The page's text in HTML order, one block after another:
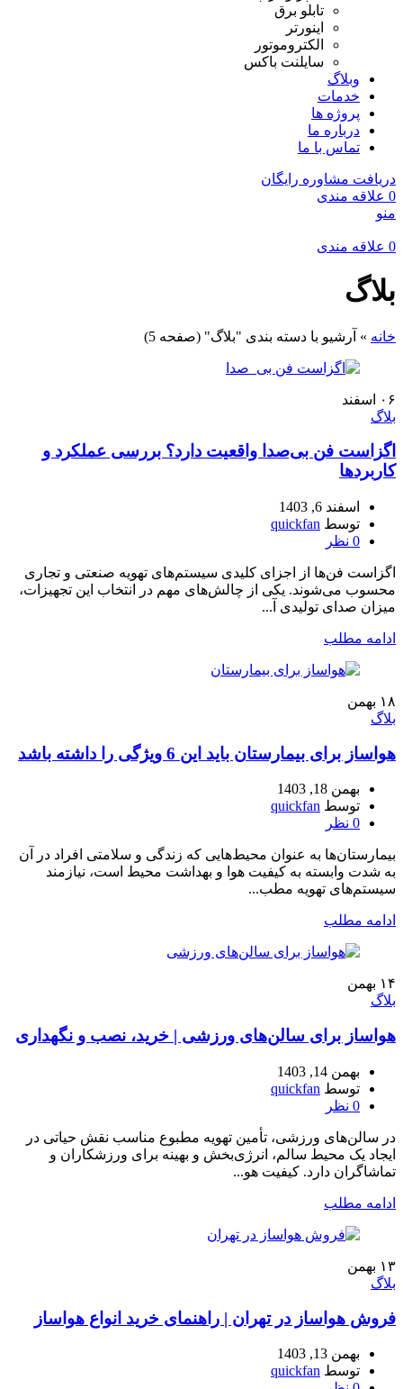
تابلو برق
اینورتر
الکتروموتور
سایلنت باکس
وبلاگ
خدمات
پروژه ها
درباره ما
تماس با ما
دریافت مشاوره رایگان
0 علاقه مندی
منو
0 علاقه مندی
بلاگ
خانه » آرشیو با دسته بندی "بلاگ" (صفحه 5)
۰۶
اسفند
بلاگ
اگزاست فن بی‌صدا واقعیت دارد؟ بررسی عملکرد و
کاربردها
اسفند 6, 1403
توسط quickfan
0 نظر
اگزاست فن‌ها از اجزای کلیدی سیستم‌های تهویه صنعتی و تجاری
محسوب می‌شوند. یکی از چالش‌های مهم در انتخاب این تجهیزات،
میزان صدای تولیدی آ...
ادامه مطلب
۱۸ بهمن
بلاگ
هواساز برای بیمارستان باید این 6 ویژگی را داشته باشد
بهمن 18, 1403
توسط quickfan
0 نظر
بیمارستان‌ها به عنوان محیط‌هایی که زندگی و سلامتی افراد در آن
به شدت وابسته به کیفیت هوا و بهداشت محیط است، نیازمند
سیستم‌های تهویه مطب...
ادامه مطلب
۱۴ بهمن
بلاگ
هواساز برای سالن‌های ورزشی | خرید، نصب و نگهداری
بهمن 14, 1403
توسط quickfan
0 نظر
در سالن‌های ورزشی، تأمین تهویه مطبوع مناسب نقش حیاتی در
ایجاد یک محیط سالم، انرژی‌بخش و بهینه برای ورزشکاران و
تماشاگران دارد. کیفیت هو...
ادامه مطلب
۱۳ بهمن
بلاگ
فروش هواساز در تهران | راهنمای خرید انواع هواساز
بهمن 13, 1403
توسط quickfan